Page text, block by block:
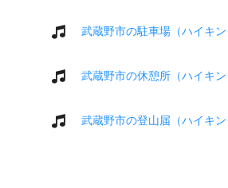
武蔵野市の駐車場（ハイキ
武蔵野市の休憩所（ハイキ
武蔵野市の登山届（ハイキ